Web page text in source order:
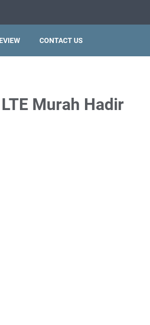
CONTACT US
Murah Hadir